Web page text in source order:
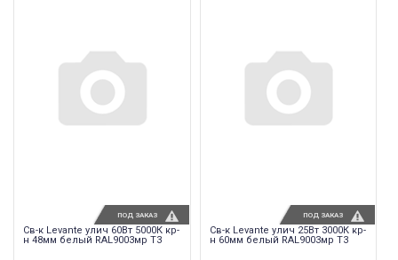
Св-к Levante улич 60Вт 5000К кр-
н 48мм белый RAL9003мр T3
ПОД ЗАКАЗ
Св-к Levante улич 25Вт 3000К кр-
н 60мм белый RAL9003мр T3
ПОД ЗАКАЗ